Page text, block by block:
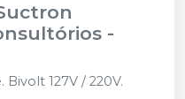
-
127V / 220V.